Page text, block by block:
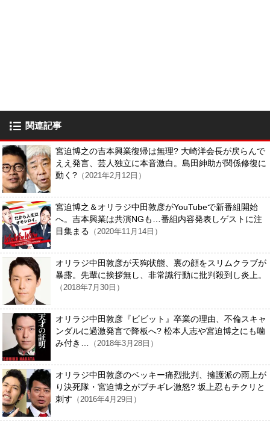
関連記事
宮迫博之の吉本興業復帰は無理? 大崎洋会長が戻らんで
ええ発言、芸人独立に本音激白。島田紳助が関係修復に
動く? （2021年2月12日）
宮迫博之＆オリラジ中田敦彦がYouTubeで新番組開始
へ。吉本興業は共演NGも…番組内容発表しゲストに注
目集まる （2020年11月14日）
オリラジ中田敦彦が天狗状態、裏の顔をスリムクラブが
暴露。先輩に挨拶無し、非常識行動に批判殺到し炎上。
（2018年7月30日）
オリラジ中田敦彦『ビビット』卒業の理由、不倫スキャ
ンダルに過激発言で降板へ? 松本人志や宮迫博之にも噛
み付き…
（2018年3月28日）
オリラジ中田敦彦のベッキー痛烈批判、擁護派の雨上が
り決死隊・宮迫博之がブチギレ激怒? 坂上忍もチクリと
刺す （2016年4月29日）